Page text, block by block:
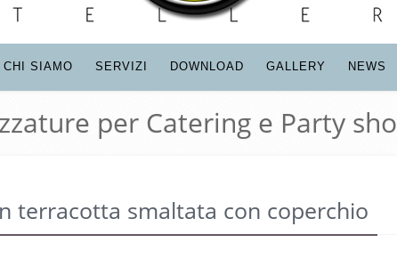
CHI SIAMO SERVIZI DOWNLOAD GALLERY NEWS
per Catering e Party
terracotta smaltata con coperchio